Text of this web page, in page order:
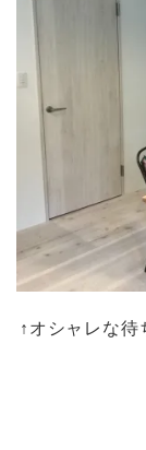
↑オシャレな待